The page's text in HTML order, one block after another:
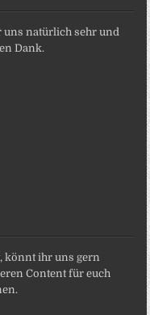
uns natürlich sehr und
Dank.
könnt ihr uns gern
Content für euch